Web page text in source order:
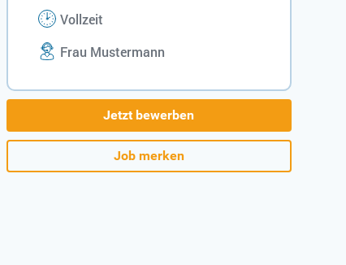
Vollzeit
Frau Mustermann
Jetzt bewerben
Job merken